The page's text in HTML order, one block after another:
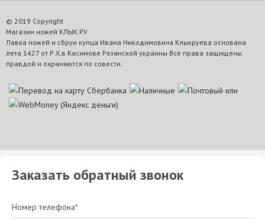
© 2019 Copyright
Магазин ножей КЛЫК.РУ
Лавка ножей и сбруи купца Ивана Никодимовича Клыкруева основана
лета 1427 от Р.Х.в Касимове Рязанской украины Все права защищены
правдой и охраняются по совести.
Заказать обратный звонок
Номер телефона*